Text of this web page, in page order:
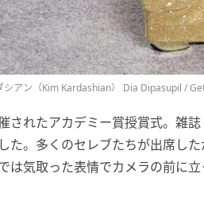
シアン（Kim Kardashian） Dia Dipasupil /
されたアカデミー賞授賞式。雑
た。多くのセレブたちが出席し
は気取った表情でカメラの前に